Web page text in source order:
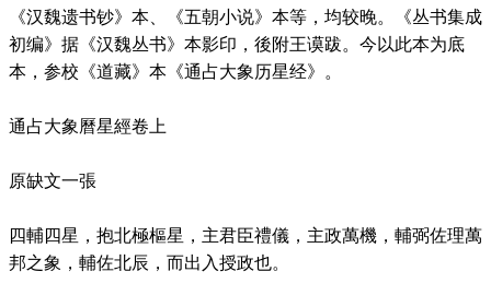
《汉魏遗书钞》本、《五朝小说》本等，均较晚。《丛书集成
初编》据《汉魏丛书》本影印，後附王谟跋。今以此本为底
本，参校《道藏》本《通占大象历星经》。
通占大象曆星經卷上
原缺文一張
四輔四星，抱北極樞星，主君臣禮儀，主政萬機，輔弼佐理萬
邦之象，輔佐北辰，而出入授政也。